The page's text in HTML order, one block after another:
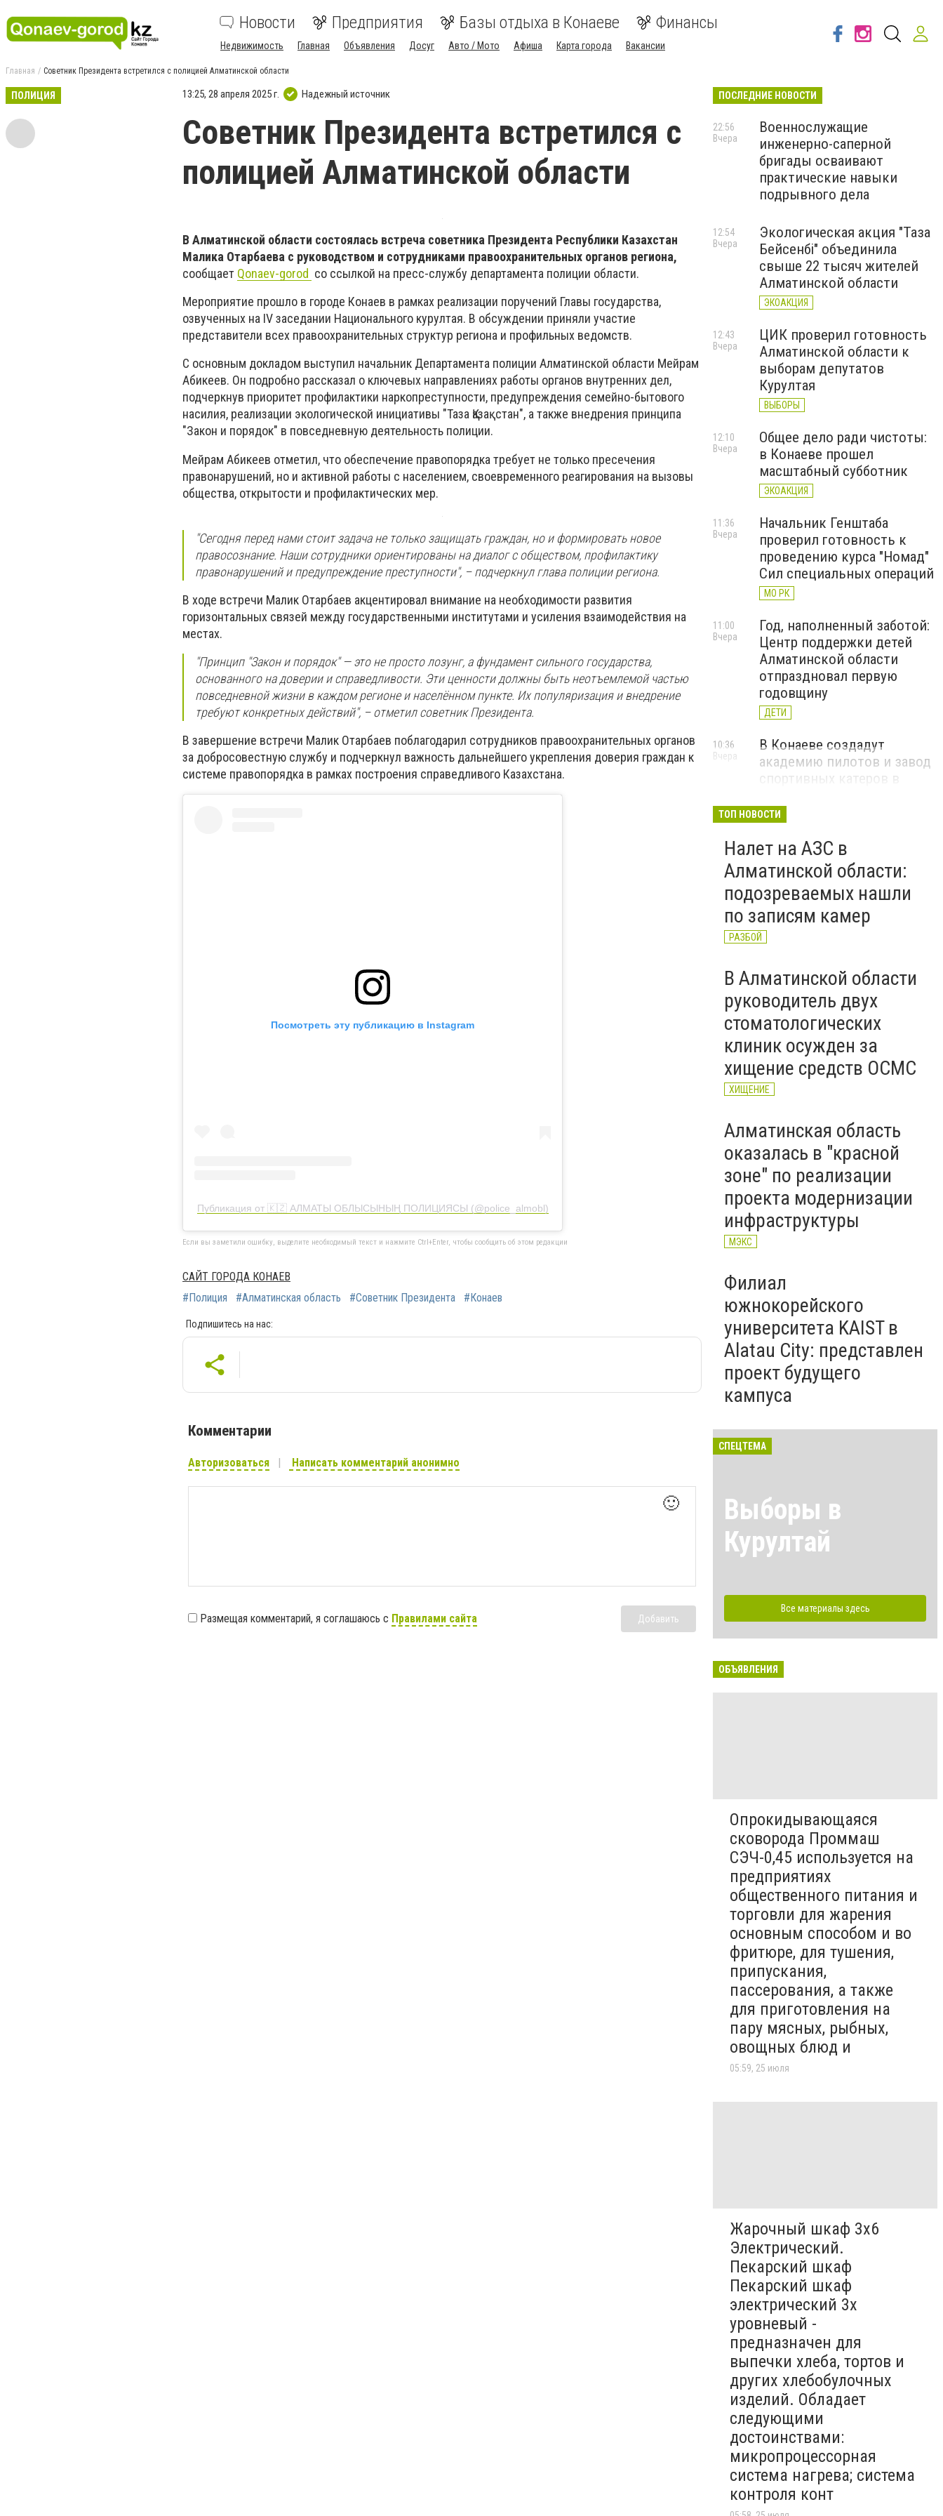
Новости Предприятия Базы отдыха в Конаеве Финансы
Недвижимость Главная Объявления Досуг Авто / Мото Афиша Карта города Вакансии
Главная Советник Президента встретился с полицией Алматинской области
ПОЛИЦИЯ 13:25, 28 апреля 2025 г. Надежный источник
Советник Президента встретился с
полицией Алматинской области
В Алматинской области состоялась встреча советника Президента Республики Казахстан
Малика Отарбаева с руководством и сотрудниками правоохранительных органов региона,
сообщает Qonaev-gorod со ссылкой на пресс-службу департамента полиции области.
Мероприятие прошло в городе Конаев в рамках реализации поручений Главы государства,
озвученных на IV заседании Национального курултая. В обсуждении приняли участие
представители всех правоохранительных структур региона и профильных ведомств.
С основным докладом выступил начальник Департамента полиции Алматинской области Мейрам
Абикеев. Он подробно рассказал о ключевых направлениях работы органов внутренних дел,
подчеркнув приоритет профилактики наркопреступности, предупреждения семейно-бытового
насилия, реализации экологической инициативы "Таза Қазақстан", а также внедрения принципа
"Закон и порядок" в повседневную деятельность полиции.
Мейрам Абикеев отметил, что обеспечение правопорядка требует не только пресечения
правонарушений, но и активной работы с населением, своевременного реагирования на вызовы
общества, открытости и профилактических мер.
"Сегодня перед нами стоит задача не только защищать граждан, но и формировать новое
правосознание. Наши сотрудники ориентированы на диалог с обществом, профилактику
правонарушений и предупреждение преступности", – подчеркнул глава полиции региона.
В ходе встречи Малик Отарбаев акцентировал внимание на необходимости развития
горизонтальных связей между государственными институтами и усиления взаимодействия на
местах.
"Принцип "Закон и порядок" — это не просто лозунг, а фундамент сильного государства,
основанного на доверии и справедливости. Эти ценности должны быть неотъемлемой частью
повседневной жизни в каждом регионе и населённом пункте. Их популяризация и внедрение
требуют конкретных действий", – отметил советник Президента.
В завершение встречи Малик Отарбаев поблагодарил сотрудников правоохранительных органов
за добросовестную службу и подчеркнул важность дальнейшего укрепления доверия граждан к
системе правопорядка в рамках построения справедливого Казахстана.
Посмотреть эту публикацию в Instagram
Публикация от 🇰🇿 АЛМАТЫ ОБЛЫСЫНЫҢ ПОЛИЦИЯСЫ (@police_almobl)
Если вы заметили ошибку, выделите необходимый текст и нажмите Ctrl+Enter, чтобы сообщить об этом редакции
САЙТ ГОРОДА КОНАЕВ
#Полиция
#Алматинская область #Советник Президента #Конаев
Подпишитесь на нас:
Комментарии
Авторизоваться Написать комментарий анонимно
🙂
Размещая комментарий, я соглашаюсь с Правилами сайта Добавить
ПОСЛЕДНИЕ НОВОСТИ
Военнослужащие
инженерно-саперной
бригады осваивают
практические навыки
подрывного дела
22:56
Вчера
Экологическая акция "Таза
Бейсенбі" объединила
свыше 22 тысяч жителей
Алматинской области
ЭКОАКЦИЯ
12:54
Вчера
ЦИК проверил готовность
Алматинской области к
выборам депутатов
Курултая
ВЫБОРЫ
12:43
Вчера
Общее дело ради чистоты:
в Конаеве прошел
масштабный субботник
ЭКОАКЦИЯ
12:10
Вчера
Начальник Генштаба
проверил готовность к
проведению курса "Номад"
Сил специальных операций
МО РК
11:36
Вчера
Год, наполненный заботой:
Центр поддержки детей
Алматинской области
отпраздновал первую
годовщину
ДЕТИ
11:00
Вчера
В Конаеве создадут
академию пилотов и завод
спортивных катеров в
H2O
10:36
Вчера
В Алатау планируют
реализовать пилотный
проект по производству
"зеленого" авиатоплива
НОВОСТИ КОМПАНИЙ
11:56
5 августа
ТОП НОВОСТИ
Налет на АЗС в
Алматинской области:
подозреваемых нашли
по записям камер
РАЗБОЙ
В Алматинской области
руководитель двух
стоматологических
клиник осужден за
хищение средств ОСМС
ХИЩЕНИЕ
Алматинская область
оказалась в "красной
зоне" по реализации
проекта модернизации
инфраструктуры
МЭКС
Филиал
южнокорейского
университета KAIST в
Alatau City: представлен
проект будущего
кампуса
СПЕЦТЕМА
Выборы в
Курултай
Все материалы здесь
ОБЪЯВЛЕНИЯ
Опрокидывающаяся
сковорода Проммаш
СЭЧ-0,45 используется на
предприятиях
общественного питания и
торговли для жарения
основным способом и во
фритюре, для тушения,
припускания,
пассерования, а также
для приготовления на
пару мясных, рыбных,
овощных блюд и
05:59, 25 июля
Жарочный шкаф 3х6
Электрический.
Пекарский шкаф
Пекарский шкаф
электрический 3х
уровневый -
предназначен для
выпечки хлеба, тортов и
других хлебобулочных
изделий. Обладает
следующими
достоинствами:
микропроцессорная
система нагрева; система
контроля конт